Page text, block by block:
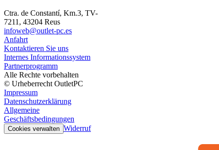
Ctra. de Constantí, Km.3, TV-
7211, 43204 Reus
infoweb@outlet-pc.es
Anfahrt
Kontaktieren Sie uns
Internes Informationssystem
Partnerprogramm
Alle Rechte vorbehalten
© Urheberrecht OutletPC
Impressum
Datenschutzerklärung
Allgemeine
Geschäftsbedingungen
Cookies verwalten Widerruf